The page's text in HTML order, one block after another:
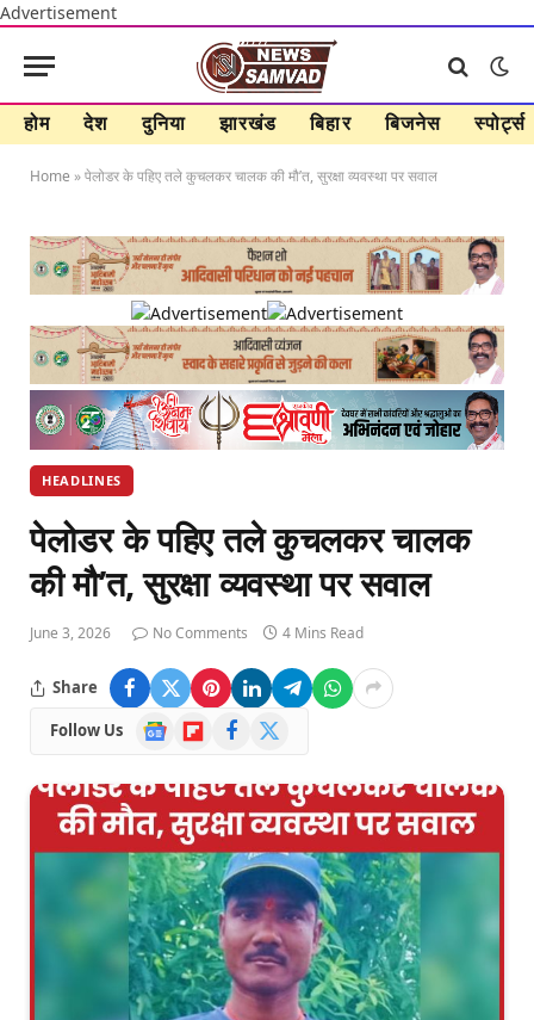
Advertisement
होम देश दुनिया झारखंड बिहार बिजनेस स्पोर्ट्स
Home »पेलोडर के पहिए तले कुचलकर चालक की मौ’त, सुरक्षा व्यवस्था पर सवाल
HEADLINES
पेलोडर के पहिए तले कुचलकर चालक
की मौ’त, सुरक्षा व्यवस्था पर सवाल
June 3, 2026 No Comments 4 Mins Read
Share
Follow Us
Google
News
FlipboardFacebook